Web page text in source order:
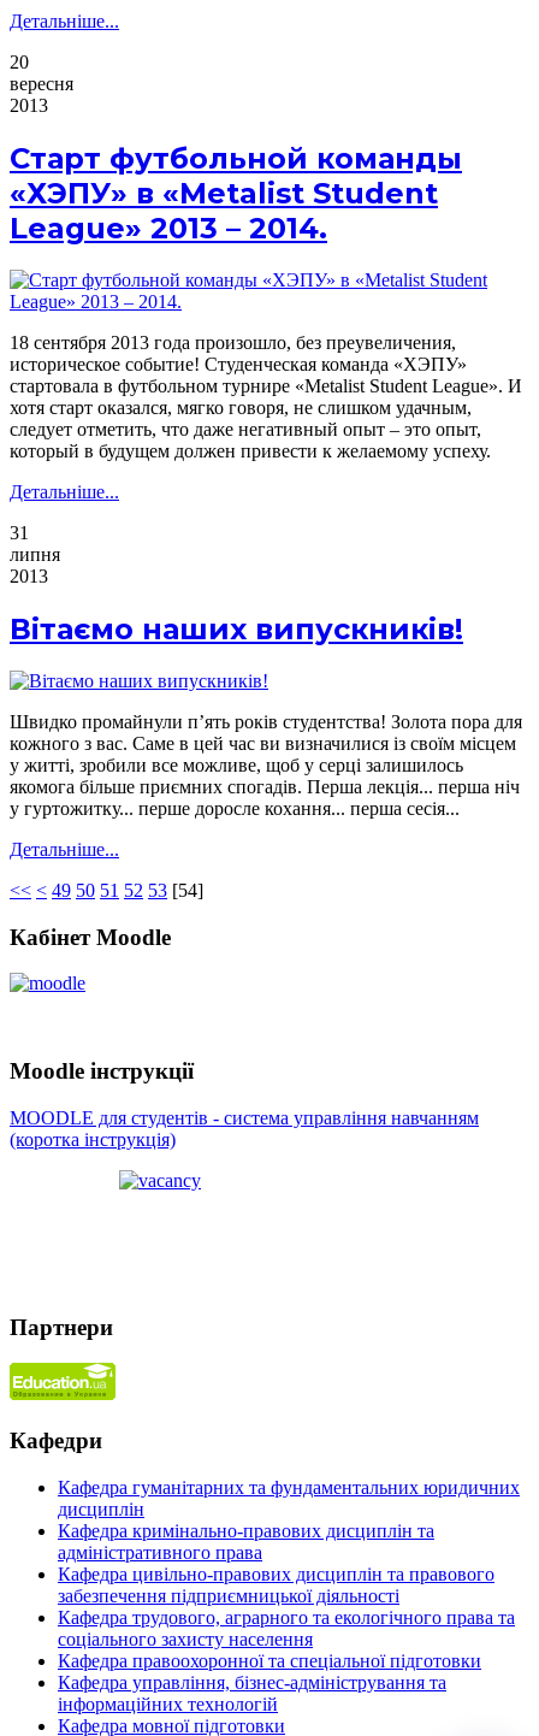
Детальніше...
20
вересня
2013
Старт футбольной команды
«ХЭПУ» в «Metalist Student
League» 2013 – 2014.
18 сентября 2013 года произошло, без преувеличения,
историческое событие! Студенческая команда «ХЭПУ»
стартовала в футбольном турнире «Metalist Student League». И
хотя старт оказался, мягко говоря, не слишком удачным,
следует отметить, что даже негативный опыт – это опыт,
который в будущем должен привести к желаемому успеху.
Детальніше...
31
липня
2013
Вітаємо наших випускників!
Швидко промайнули п’ять років студентства! Золота пора для
кожного з вас. Саме в цей час ви визначилися із своїм місцем
у житті, зробили все можливе, щоб у серці залишилось
якомога більше приємних спогадів. Перша лекція... перша ніч
у гуртожитку... перше доросле кохання... перша сесія...
Детальніше...
<< < 49 50 51 52 53 [54]
Кабінет Moodle
Moodle інструкції
MOODLE для студентів - система управління навчанням
(коротка інструкція)
Партнери
Кафедри
Кафедра гуманітарних та фундаментальних юридичних
дисциплін
Кафедра кримінально-правових дисциплін та
адміністративного права
Кафедра цивільно-правових дисциплін та правового
забезпечення підприємницької діяльності
Кафедра трудового, аграрного та екологічного права та
соціального захисту населення
Кафедра правоохоронної та спеціальної підготовки
Кафедра управління, бізнес-адміністрування та
інформаційних технологій
Кафедра мовної підготовки